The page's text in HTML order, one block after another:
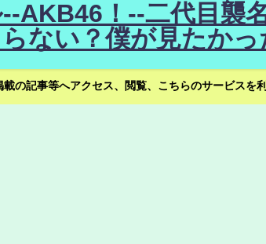
AKB46！--二代目襲
ない？僕が見たか
の記事等へアクセス、閲覧、こちらのサービスを